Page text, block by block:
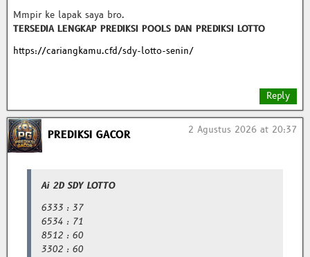
Mmpir ke lapak saya bro.
TERSEDIA LENGKAP PREDIKSI POOLS DAN PREDIKSI LOTTO
https://cariangkamu.cfd/sdy-lotto-senin/
Reply
PREDIKSI GACOR 2 Agustus 2026 at 20:37
Ai 2D SDY LOTTO
6333 : 37
6534 : 71
8512 : 60
3302 : 60